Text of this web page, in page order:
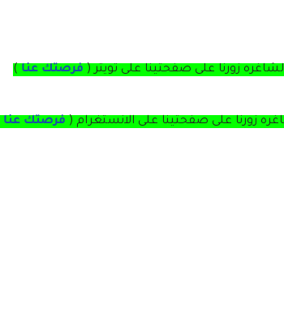
زورنا على صفحتينا على تويتر( فرصتك عنا )
زورنا على صفحتينا على الانستغرام ( فرصتك عنا